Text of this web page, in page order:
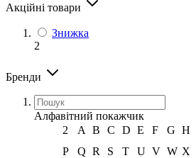
Акційні товари
Знижка
2
Бренди
Алфавітний покажчик
2
A B C D E F G H
P
Q R S T U V W X